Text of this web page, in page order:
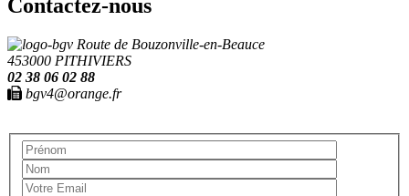
Contactez-nous
Route de Bouzonville-en-Beauce
453000 PITHIVIERS
02 38 06 02 88
bgv4@orange.fr